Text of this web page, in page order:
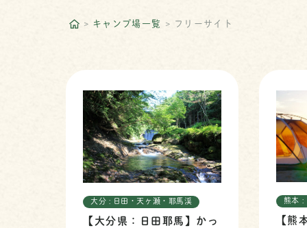
キャンプ場一覧 フリーサイト
大分 : 日田・天ヶ瀬・耶馬渓
【大分県：日田耶馬】かっ
熊本 :
【熊